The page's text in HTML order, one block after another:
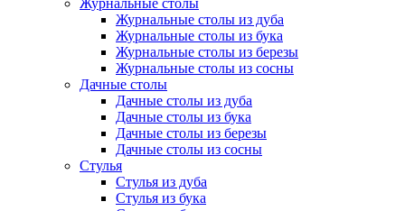
Журнальные столы
Журнальные столы из дуба
Журнальные столы из бука
Журнальные столы из березы
Журнальные столы из сосны
Дачные столы
Дачные столы из дуба
Дачные столы из бука
Дачные столы из березы
Дачные столы из сосны
Стулья
Стулья из дуба
Стулья из бука